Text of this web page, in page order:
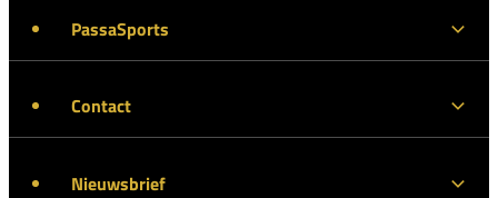
PassaSports
Contact
Nieuwsbrief